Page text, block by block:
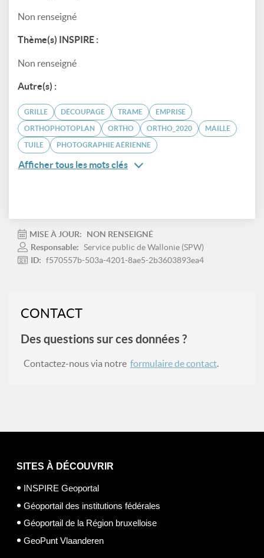
Non renseigné
Thème(s) INSPIRE :
Non renseigné
Autre(s) :
GRILLE DÉCOUPAGE TRAME EMPRISE
ORTHOPHOTOPLAN ORTHO ORTHO_2020 MAILLE
TUILE PHOTOGRAPHIE AÉRIENNE
Afficher tous les mots clés
MISE À JOUR:
NON RENSEIGNÉ
Responsable: Service public de Wallonie (SPW)
ID: f570557b-503a-4201-8ae5-2b3603893ea4
CONTACT
Des questions sur ces données ?
Contactez-nous via notre formulaire de contact.
SITES À DÉCOUVRIR
INSPIRE Geoportal
Géoportail des institutions fédérales
Géoportail de la Région bruxelloise
GeoPunt Vlaanderen